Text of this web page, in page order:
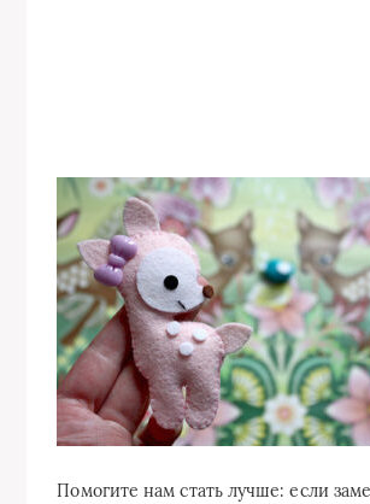
Помогите нам стать лучше: если